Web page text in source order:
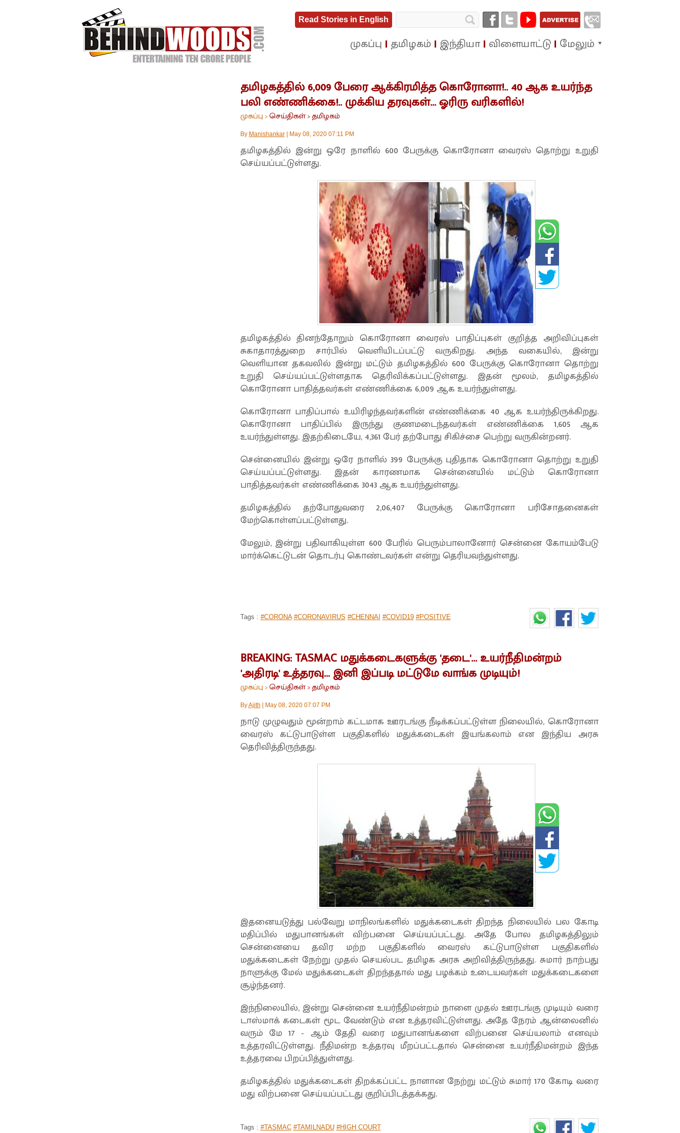
Read Stories in English
முகப்பு தமிழகம் இந்தியா விளையாட்டு மேலும்
தமிழகத்தில் 6,009 பேரை ஆக்கிரமித்த கொரோனா!.. 40 ஆக உயர்ந்த
பலி எண்ணிக்கை!.. முக்கிய தரவுகள்... ஓரிரு வரிகளில்!
முகப்பு >செய்திகள்>தமிழகம்
By Manishankar| May 08, 2020 07:11 PM
தமிழகத்தில் இன்று ஒரே நாளில் 600 பேருக்கு கொரோனா வைரஸ் தொற்று உறுதி
செய்யப்பட்டுள்ளது.
தமிழகத்தில் தினந்தோறும் கொரோனா வைரஸ் பாதிப்புகள் குறித்த அறிவிப்புகள்
சுகாதாரத்துறை சார்பில் வெளியிடப்பட்டு வருகிறது. அந்த வகையில், இன்று
வெளியான தகவலில் இன்று மட்டும் தமிழகத்தில் 600 பேருக்கு கொரோனா தொற்று
உறுதி செய்யப்பட்டுள்ளதாக தெரிவிக்கப்பட்டுள்ளது. இதன் மூலம், தமிழகத்தில்
கொரோனா பாதித்தவர்கள் எண்ணிக்கை 6,009 ஆக உயர்ந்துள்ளது.
கொரோனா பாதிப்பால் உயிரிழந்தவர்களின் எண்ணிக்கை 40 ஆக உயர்ந்திருக்கிறது.
கொரோனா பாதிப்பில் இருந்து குணமடைந்தவர்கள் எண்ணிக்கை 1,605 ஆக
உயர்ந்துள்ளது. இதற்கிடையே, 4,361 பேர் தற்போது சிகிச்சை பெற்று வருகின்றனர்.
சென்னையில் இன்று ஒரே நாளில் 399 பேருக்கு புதிதாக கொரோனா தொற்று உறுதி
செய்யப்பட்டுள்ளது. இதன் காரணமாக சென்னையில் மட்டும் கொரோனா
பாதித்தவர்கள் எண்ணிக்கை 3043 ஆக உயர்ந்துள்ளது.
தமிழகத்தில் தற்போதுவரை 2,06,407 பேருக்கு கொரோனா பரிசோதனைகள்
மேற்கொள்ளப்பட்டுள்ளது.
மேலும், இன்று பதிவாகியுள்ள 600 பேரில் பெரும்பாலானோர் சென்னை கோயம்பேடு
மார்க்கெட்டுடன் தொடர்பு கொண்டவர்கள் என்று தெரியவந்துள்ளது.
Tags : #CORONA #CORONAVIRUS #CHENNAI #COVID19 #POSITIVE
BREAKING: TASMAC மதுக்கடைகளுக்கு 'தடை'... உயர்நீதிமன்றம்
'அதிரடி' உத்தரவு... இனி இப்படி மட்டுமே வாங்க முடியும்!
முகப்பு >செய்திகள்>தமிழகம்
ByAjith May 08, 2020 07:07 PM
நாடு முழுவதும் மூன்றாம் கட்டமாக ஊரடங்கு நீடிக்கப்பட்டுள்ள நிலையில், கொரோனா
வைரஸ் கட்டுபாடுள்ள பகுதிகளில் மதுக்கடைகள் இயங்கலாம் என இந்திய அரசு
தெரிவித்திருந்தது.
இதனையடுத்து பல்வேறு மாநிலங்களில் மதுக்கடைகள் திறந்த நிலையில் பல கோடி
மதிப்பில் மதுபானங்கள் விற்பனை செய்யப்பட்டது. அதே போல தமிழகத்திலும்
சென்னையை தவிர மற்ற பகுதிகளில் வைரஸ் கட்டுபாடுள்ள பகுதிகளில்
மதுக்கடைகள் நேற்று முதல் செயல்பட தமிழக அரசு அறிவித்திருந்தது. சுமார் நாற்பது
நாளுக்கு மேல் மதுக்கடைகள் திறந்ததால் மது பழக்கம் உடையவர்கள் மதுக்கடைகளை
சூழ்ந்தனர்.
இந்நிலையில், இன்று சென்னை உயர்நீதிமன்றம் நாளை முதல் ஊரடங்கு முடியும் வரை
டாஸ்மாக் கடைகள் மூட வேண்டும் என உத்தரவிட்டுள்ளது. அதே நேரம் ஆன்லைனில்
வரும் மே 17 - ஆம் தேதி வரை மதுபானங்களை விற்பனை செய்யலாம் எனவும்
உத்தரவிட்டுள்ளது. நீதிமன்ற உத்தரவு மீறப்பட்டதால் சென்னை உயர்நீதிமன்றம் இந்த
உத்தரவை பிறப்பித்துள்ளது.
தமிழகத்தில் மதுக்கடைகள் திறக்கப்பட்ட நாளான நேற்று மட்டும் சுமார் 170 கோடி வரை
மது விற்பனை செய்யப்பட்டது குறிப்பிடத்தக்கது.
Tags : #TASMAC #TAMILNADU #HIGH COURT